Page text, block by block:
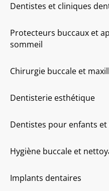
Dentistes et cliniques
Protecteurs buccaux et
sommeil
Chirurgie buccale et
Dentisterie esthétique
Dentistes pour enfants
Hygiène buccale et
Implants dentaires